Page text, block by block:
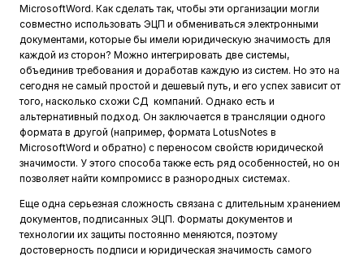
MicrosoftWord. Как сделать так, чтобы эти организации могли
совместно использовать ЭЦП и обмениваться электронными
документами, которые бы имели юридическую значимость для
каждой из сторон? Можно интегрировать две системы,
объединив требования и доработав каждую из систем. Но это на
сегодня не самый простой и дешевый путь, и его успех зависит от
того, насколько схожи СД компаний. Однако есть и
альтернативный подход. Он заключается в трансляции одного
формата в другой (например, формата LotusNotes в
MicrosoftWord и обратно) с переносом свойств юридической
значимости. У этого способа также есть ряд особенностей, но он
позволяет найти компромисс в разнородных системах.
Еще одна серьезная сложность связана с длительным хранением
документов, подписанных ЭЦП. Форматы документов и
технологии их защиты постоянно меняются, поэтому
достоверность подписи и юридическая значимость самого